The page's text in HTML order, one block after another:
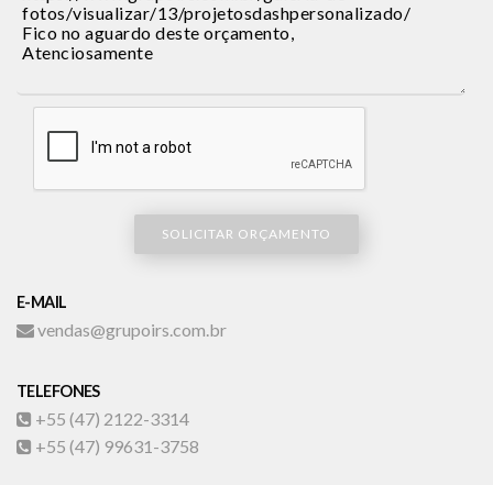
SOLICITAR ORÇAMENTO
E-MAIL
vendas@grupoirs.com.br
TELEFONES
+55 (47) 2122-3314
+55 (47) 99631-3758